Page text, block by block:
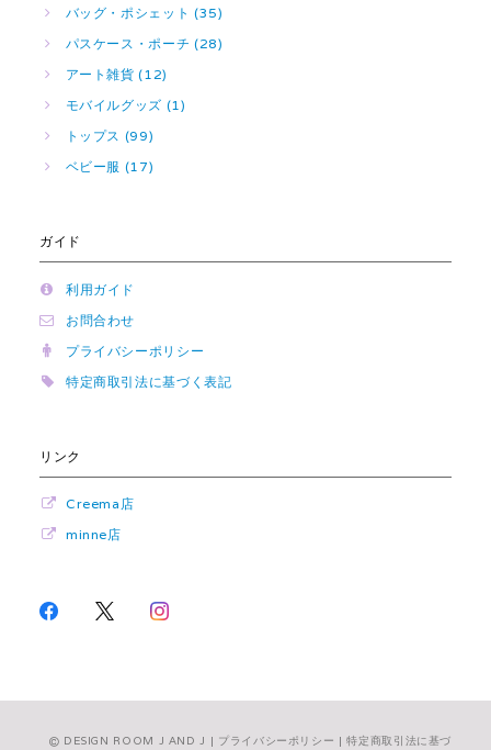
バッグ・ポシェット (35)
パスケース・ポーチ (28)
アート雑貨 (12)
モバイルグッズ (1)
トップス (99)
ベビー服 (17)
ガイド
利用ガイド
お問合わせ
プライバシーポリシー
特定商取引法に基づく表記
リンク
Creema店
minne店
DESIGN ROOM J AND J | プライバシーポリシー |特定商取引法に基づ